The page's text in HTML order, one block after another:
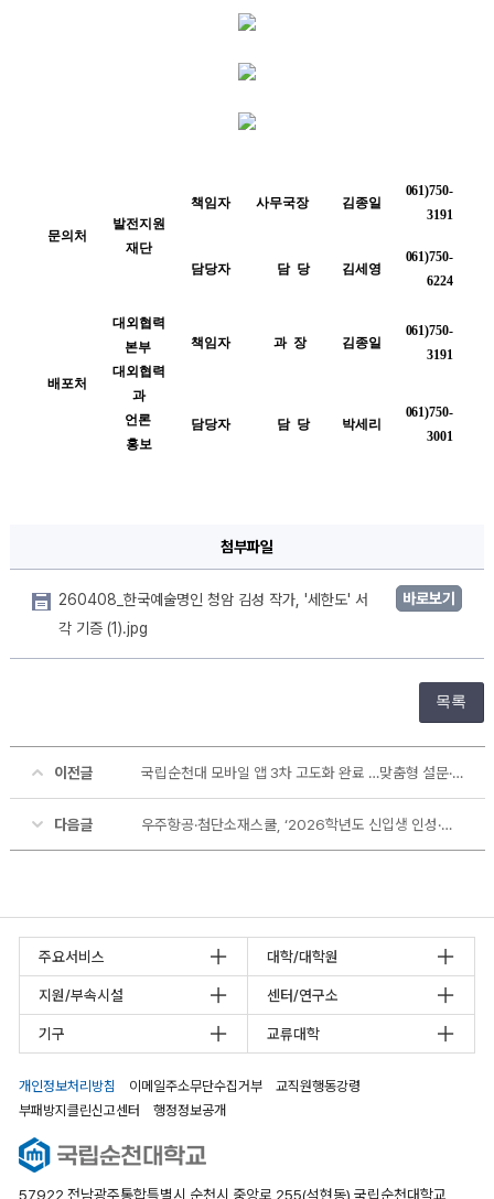
문의처
발전지원
재단
책임자 사무국장 김종일
061)750-
3191
담당자 담  당 김세영
061)750-
6224
배포처
대외협력
본부
대외협력
과
언론
홍보
책임자 과  장 김종일
061)750-
3191
담당자 담  당 박세리
061)750-
3001
첨부파일
260408_한국예술명인 청암 김성 작가, '세한도' 서
각 기증 (1).jpg
바로보기
목록
이전글 국립순천대 모바일 앱 3차 고도화 완료 …맞춤형 설문·데이터 분석 기능 도입
다음글 우주항공·첨단소재스쿨, ‘2026학년도 신입생 인성·진로 캠프’ 개최
주요서비스 대학/대학원
지원/부속시설 센터/연구소
기구 교류대학
개인정보처리방침 이메일주소무단수집거부
교직원행동강령
부패방지클린신고센터
행정정보공개
57922 전남광주통합특별시 순천시 중앙로 255(석현동) 국립순천대학교